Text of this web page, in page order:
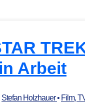
in Arbeit
Stefan Holzhauer• Film,